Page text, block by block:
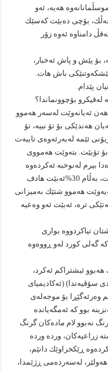
هه‌یه‌، ئه‌و
خه‌ڵك، بۆچى ده‌بێت كه‌سێك
دامناوه‌ ئه‌وه‌ زۆر
بۆ پێش و پاش ئه‌خبار،
باش هات.
پێدام.
له‌فیكرو بۆچوونماندا؟
ئه‌یانه‌وێت له‌سه‌ر هه‌موو
هه‌ندێكى بۆ تۆ نییه‌، تۆ
ئێمه‌ له‌به‌رئه‌وه‌ى تایبه‌ت
تۆبێت. بته‌وێت هه‌مووى
بیرم له‌نوخبه‌ ئه‌كرده‌وه‌
ئه‌ویش حه‌قى هه‌یه‌، ڕاسته‌ له‌ 70% بۆ پشوو بێت، به‌ڵام 30%ئه‌بێت هادف
هه‌موو شتێك به‌میزانى
تره‌، ئه‌بێت ئه‌و وه‌عیه‌
تیاكردووه‌ بوارى
گه‌لى كورد له‌و ڕووه‌وه‌
1984) موجه‌له‌یه‌ك هه‌بوو ئیشتراكم ئه‌كرد،
سۆڤیه‌تدا) (ئه‌كادیمیاى
وه‌رئه‌گێڕا بۆ موجه‌له‌ی
بوو كه‌ ئه‌مگه‌یانده‌
نه‌بوو لام ماده‌كان گرنگ
زراعیه‌كان، ورده‌ ورده‌
ڕێكخراوێك دانێم،
له‌سه‌رده‌مى ڕژێمدا،